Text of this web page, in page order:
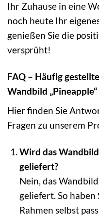
Ihr Zuhause in eine
noch heute Ihr
genießen Sie die
versprüht!
FAQ – Häufig
Wandbild „Pineapple“
Hier finden Sie
Fragen zu unserem
Wird das
geliefert?
Nein, das
geliefert. So
Rahmen selbst